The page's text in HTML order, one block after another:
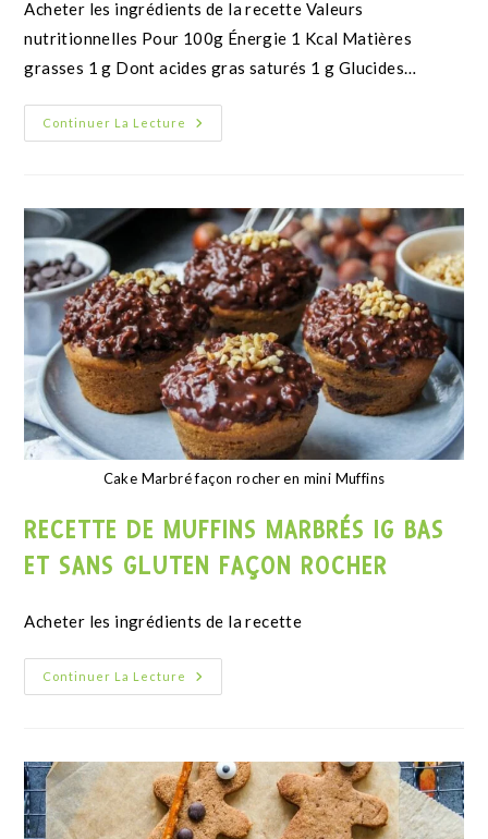
Valeurs nutritionnelles recette Énergie 1 Kcal Matières
grasses 1 g Dont acides gras saturés 1 g Glucides 1 g
Dont sucres 1 g Protéines…
Continuer La Lecture
Smoothie Bowl Farine de cacahuète 2
NICE CREAM CACAHUÈTE, BANANE ET
CHOCOLAT
Continuer La Lecture